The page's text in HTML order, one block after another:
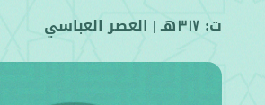
ت: 317هـ | العصر العباسي